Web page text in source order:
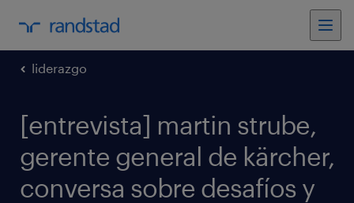
liderazgo
[entrevista] martin strube,
gerente general de kärcher,
conversa sobre desafíos y